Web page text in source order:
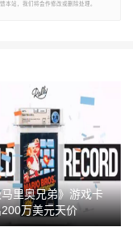
本站，我们将会作修改或删除处理。
里奥兄弟》游戏卡
万美元天价